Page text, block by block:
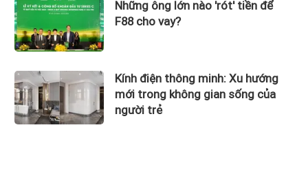
Những ông lớn nào 'rót' tiền để
F88 cho vay?
Kính điện thông minh: Xu hướng
mới trong không gian sống của
người trẻ